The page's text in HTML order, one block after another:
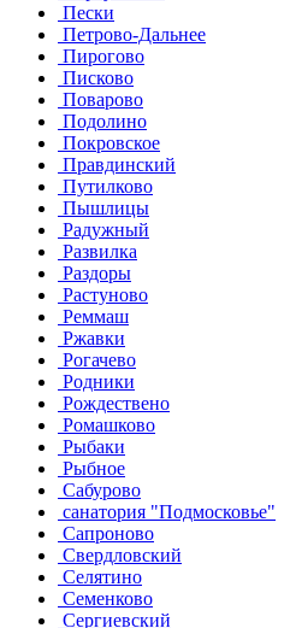
Пески
Петрово-Дальнее
Пирогово
Писково
Поварово
Подолино
Покровское
Правдинский
Путилково
Пышлицы
Радужный
Развилка
Раздоры
Растуново
Реммаш
Ржавки
Рогачево
Родники
Рождествено
Ромашково
Рыбаки
Рыбное
Сабурово
санатория "Подмосковье"
Сапроново
Свердловский
Селятино
Семенково
Сергиевский